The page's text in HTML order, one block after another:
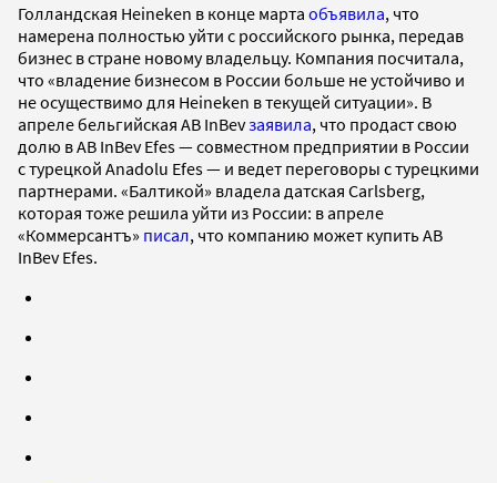
Голландская Heineken в конце марта объявила, что
намерена полностью уйти с российского рынка, передав
бизнес в стране новому владельцу. Компания посчитала,
что «владение бизнесом в России больше не устойчиво и
не осуществимо для Heineken в текущей ситуации». В
апреле бельгийская AB InBevзаявила, что продаст свою
долю в AB InBev Efes — совместном предприятии в России
с турецкой Anadolu Efes — и ведет переговоры с турецкими
партнерами. «Балтикой» владела датская Carlsberg,
которая тоже решила уйти из России: в апреле
«Коммерсантъ» писал, что компанию может купить AB
InBev Efes.